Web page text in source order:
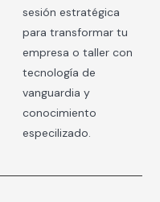
sesión estratégica
para transformar tu
empresa o taller con
tecnología de
vanguardia y
conocimiento
especilizado.